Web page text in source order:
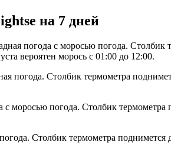
на 7 дней
погода с моросью погода.
вероятен морось с 01:00 до 12:00.
погода. Столбик термометра
с моросью погода. Столбик
Столбик термометра